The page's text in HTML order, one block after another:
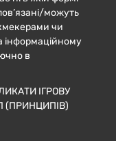
можуть
чи
інформаційному
в
ІГРОВУ
(ПРИНЦИПІВ)